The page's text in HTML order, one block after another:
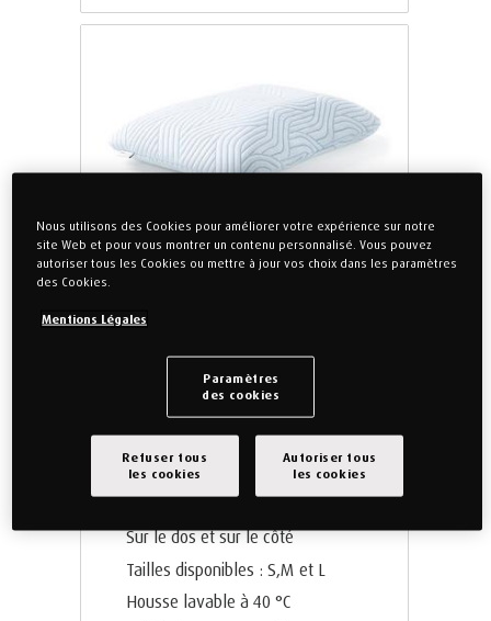
Oreiller TEMPUR® Symphony
SmartCool™ - Taille S
L'oreiller iconique
Sur le dos et sur le côté
Tailles disponibles : S,M et L
Housse lavable à 40 °C
Nous utilisons des Cookies pour améliorer votre expérience sur notre
site Web et pour vous montrer un contenu personnalisé. Vous pouvez
autoriser tous les Cookies ou mettre à jour vos choix dans les paramètres
des Cookies.
Mentions Légales
Paramètres
des cookies
Refuser tous
les cookies
Autoriser tous
les cookies